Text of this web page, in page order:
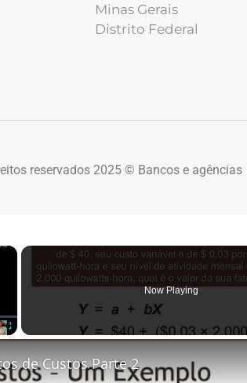
Minas Gerais
Distrito Federal
reservados 2025 © Bancos e agências
×
Fullscreen
Now Playing
de Custos Parte 2